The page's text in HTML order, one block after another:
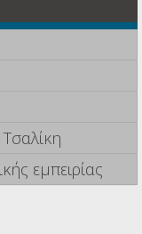
εμπειρίας